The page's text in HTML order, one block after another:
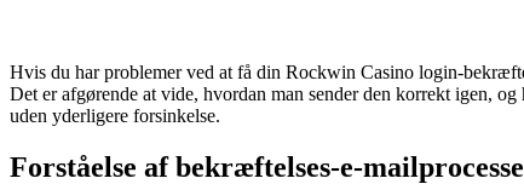
Hvis du har problemer ved at få din Rockwin Casino login-
Det er afgørende at vide, hvordan man sender den korrekt igen,
uden yderligere forsinkelse.
Forståelse af bekræftelses-e-